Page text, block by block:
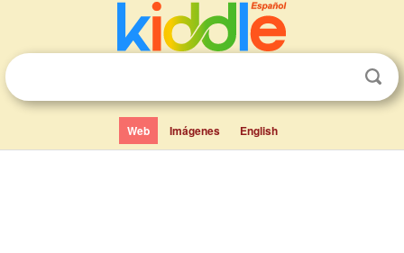
Web Imágenes English